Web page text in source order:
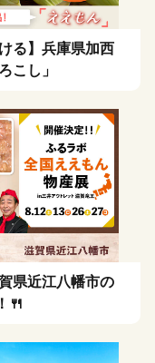
る】兵庫県加西
こし」
県近江八幡市の
🍴